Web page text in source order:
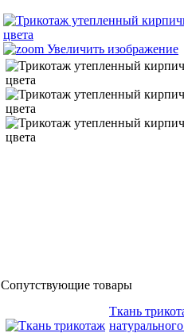
Увеличить изображение
Сопутствующие товары
Ткань